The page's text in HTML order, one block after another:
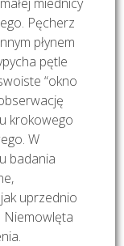
Pęcherz
płynem
pętle
“okno
krokowego
W
badania
uprzednio
Niemowlęta